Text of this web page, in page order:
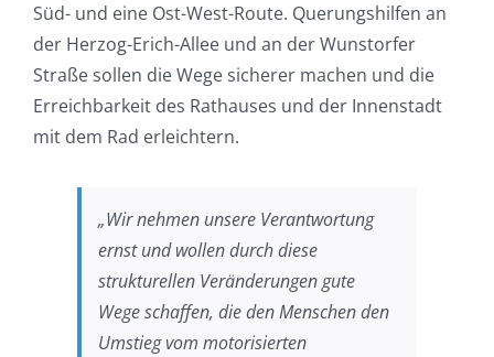
Süd- und eine Ost-West-Route. Querungshilfen an
der Herzog-Erich-Allee und an der Wunstorfer
Straße sollen die Wege sicherer machen und die
Erreichbarkeit des Rathauses und der Innenstadt
mit dem Rad erleichtern.
„Wir nehmen unsere Verantwortung
ernst und wollen durch diese
strukturellen Veränderungen gute
Wege schaffen, die den Menschen den
Umstieg vom motorisierten